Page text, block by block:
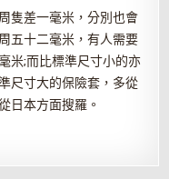
隻差一毫米，分別也會
五十二毫米，有人需要
米;而比標準尺寸小的亦
尺寸大的保險套，多從
日本方面搜羅。